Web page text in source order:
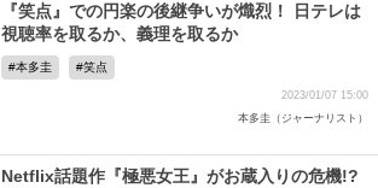
『笑点』での円楽の後継争いが熾烈！ 日テレは
視聴率を取るか、義理を取るか
本多圭 笑点
2023/01/07 15:00
本多圭（ジャーナリスト）
Netflix話題作『極悪女王』がお蔵入りの危機!?